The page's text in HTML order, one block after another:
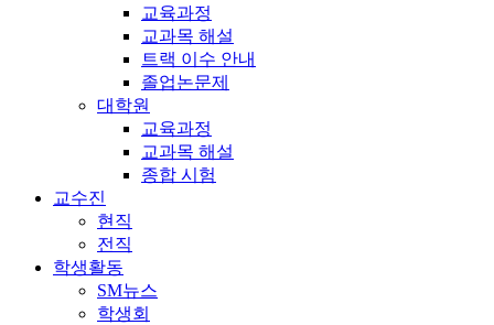
교육과정
교과목 해설
트랙 이수 안내
졸업논문제
대학원
교육과정
교과목 해설
종합 시험
교수진
현직
전직
학생활동
SM뉴스
학생회